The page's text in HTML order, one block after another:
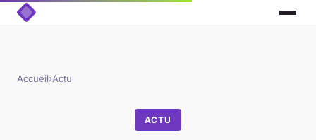
Accueil›Actu
ACTU